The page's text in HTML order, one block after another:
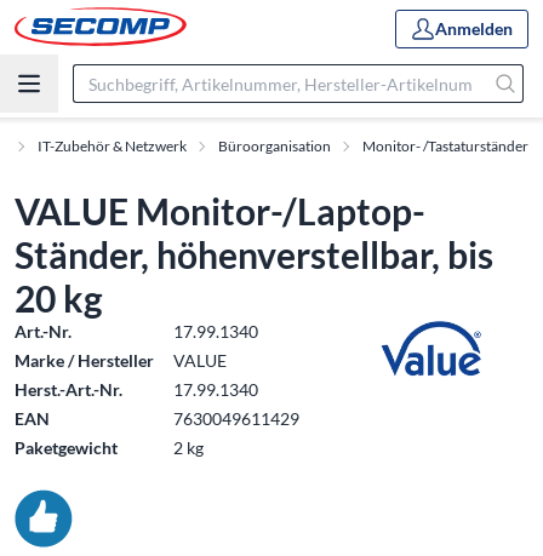
Anmelden
IT-Zubehör & Netzwerk Büroorganisation Monitor- /Tastaturständer
VALUE Monitor-/Laptop-
Ständer, höhenverstellbar, bis
20 kg
Art.-Nr.
17.99.1340
Marke / Hersteller
VALUE
Herst.-Art.-Nr.
17.99.1340
EAN
7630049611429
Paketgewicht
2 kg